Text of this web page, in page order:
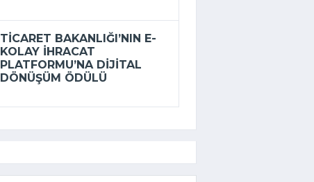
TICARET BAKANLIĞI’NIN E-
KOLAY İHRACAT
PLATFORMU’NA DIJITAL
DÖNÜŞÜM ÖDÜLÜ